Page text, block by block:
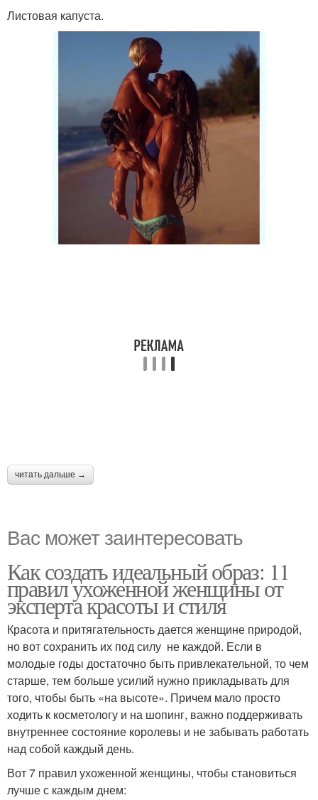
Листовая капуста.
читать дальше →
Вас может заинтересовать
Как создать идеальный образ: 11
правил ухоженной женщины от
эксперта красоты и стиля
Красота и притягательность дается женщине природой,
но вот сохранить их под силу не каждой. Если в
молодые годы достаточно быть привлекательной, то чем
старше, тем больше усилий нужно прикладывать для
того, чтобы быть «на высоте». Причем мало просто
ходить к косметологу и на шопинг, важно поддерживать
внутреннее состояние королевы и не забывать работать
над собой каждый день.
Вот 7 правил ухоженной женщины, чтобы становиться
лучше с каждым днем: